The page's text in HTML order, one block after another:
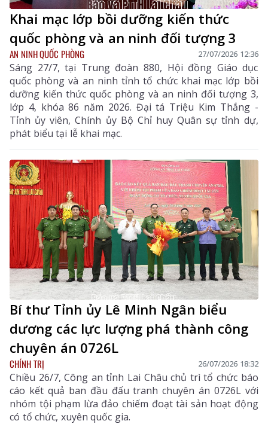
Khai mạc lớp bồi dưỡng kiến thức
quốc phòng và an ninh đối tượng 3
AN NINH QUỐC PHÒNG 27/07/2026 12:36
Sáng 27/7, tại Trung đoàn 880, Hội đồng Giáo dục
quốc phòng và an ninh tỉnh tổ chức khai mạc lớp bồi
dưỡng kiến thức quốc phòng và an ninh đối tượng 3,
lớp 4, khóa 86 năm 2026. Đại tá Triệu Kim Thắng -
Tỉnh ủy viên, Chính ủy Bộ Chỉ huy Quân sự tỉnh dự,
phát biểu tại lễ khai mạc.
Bí thư Tỉnh ủy Lê Minh Ngân biểu
dương các lực lượng phá thành công
chuyên án 0726L
CHÍNH TRỊ 26/07/2026 18:32
Chiều 26/7, Công an tỉnh Lai Châu chủ trì tổ chức báo
cáo kết quả ban đầu đấu tranh chuyên án 0726L với
nhóm tội phạm lừa đảo chiếm đoạt tài sản hoạt động
có tổ chức, xuyên quốc gia.